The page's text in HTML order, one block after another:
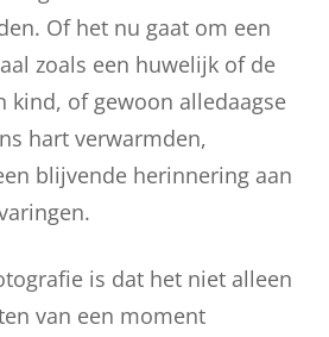
Of het nu gaat om een
zoals een huwelijk of de
kind, of gewoon alledaagse
hart verwarmden,
blijvende herinnering aan
is dat het niet alleen
van een moment